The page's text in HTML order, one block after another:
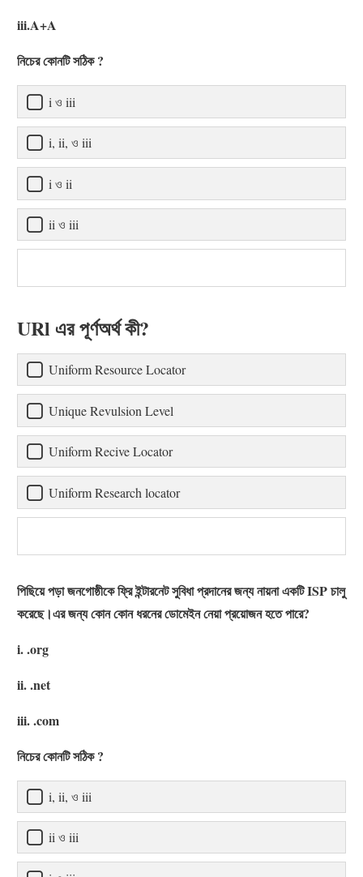
iii.A+A
নিচের কোনটি সঠিক ?
i ও iii
i, ii, ও iii
i ও ii
ii ও iii
URl এর পূর্ণঅর্থ কী?
Uniform Resource Locator
Unique Revulsion Level
Uniform Recive Locator
Uniform Research locator
পিছিয়ে পড়া জনগোষ্ঠীকে ফ্রি ইন্টারনেট সুবিধা প্রদানের জন্য নায়না একটি ISP চালু
করেছে।এর জন্য কোন কোন ধরনের ডোমেইন নেয়া প্রয়োজন হতে পারে?
i. .org
ii. .net
iii. .com
নিচের কোনটি সঠিক ?
i, ii, ও iii
ii ও iii